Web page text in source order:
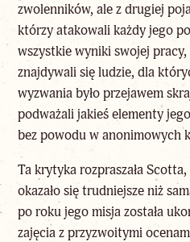
zwolenników, ale z drugiej
którzy atakowali każdy jego
wszystkie wyniki swojej pracy,
znajdywali się ludzie, dla
wyzwania było przejawem
podważali jakieś elementy
bez powodu w anonimowych
Ta krytyka rozpraszała
okazało się trudniejsze niż
po roku jego misja została
zajęcia z przyzwoitymi